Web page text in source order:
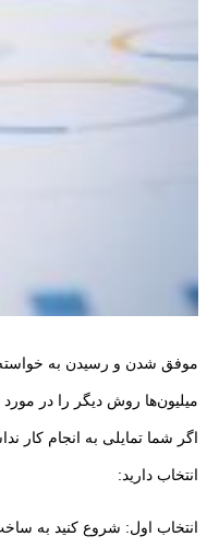
موفق شدن و رسیدن به
میلیون­‌ها روش دیگر را در
اگر شما تمایلی به انجام کار
انتخاب دارید:
انتخاب اول: شروع کنید به